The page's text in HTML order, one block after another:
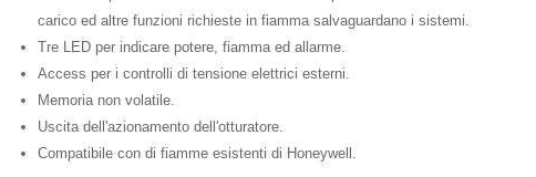
carico ed altre funzioni richieste in fiamma salvaguardano i sistemi.
Tre LED per indicare potere, fiamma ed allarme.
Access per i controlli di tensione elettrici esterni.
Memoria non volatile.
Uscita dell'azionamento dell'otturatore.
Compatibile con di fiamme esistenti di Honeywell.